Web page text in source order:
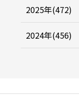
2025年(472)
2024年(456)